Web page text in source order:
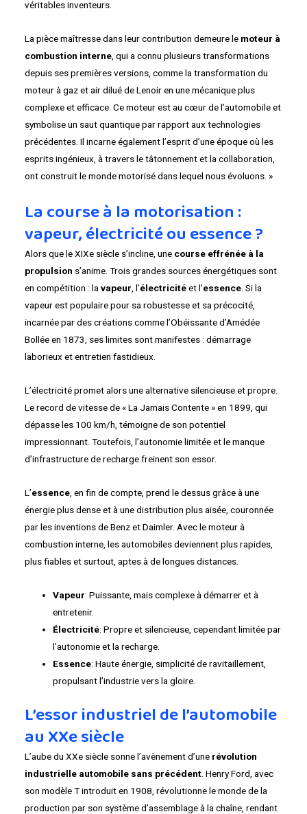
véritables inventeurs.
La pièce maîtresse dans leur contribution demeure le moteur à
combustion interne, qui a connu plusieurs transformations
depuis ses premières versions, comme la transformation du
moteur à gaz et air dilué de Lenoir en une mécanique plus
complexe et efficace. Ce moteur est au cœur de l’automobile et
symbolise un saut quantique par rapport aux technologies
précédentes. Il incarne également l’esprit d’une époque où les
esprits ingénieux, à travers le tâtonnement et la collaboration,
ont construit le monde motorisé dans lequel nous évoluons. »
La course à la motorisation :
vapeur, électricité ou essence ?
Alors que le XIXe siècle s’incline, une course effrénée à la
propulsion s’anime. Trois grandes sources énergétiques sont
en compétition : lavapeur, l’électricitéet l’essence. Si la
vapeur est populaire pour sa robustesse et sa précocité,
incarnée par des créations comme l’Obéissante d’Amédée
Bollée en 1873, ses limites sont manifestes : démarrage
laborieux et entretien fastidieux.
L’électricité promet alors une alternative silencieuse et propre.
Le record de vitesse de « La Jamais Contente » en 1899, qui
dépasse les 100 km/h, témoigne de son potentiel
impressionnant. Toutefois, l’autonomie limitée et le manque
d’infrastructure de recharge freinent son essor.
L’essence, en fin de compte, prend le dessus grâce à une
énergie plus dense et à une distribution plus aisée, couronnée
par les inventions de Benz et Daimler. Avec le moteur à
combustion interne, les automobiles deviennent plus rapides,
plus fiables et surtout, aptes à de longues distances.
Vapeur: Puissante, mais complexe à démarrer et à
entretenir.
Électricité: Propre et silencieuse, cependant limitée par
l’autonomie et la recharge.
Essence: Haute énergie, simplicité de ravitaillement,
propulsant l’industrie vers la gloire.
L’essor industriel de l’automobile
au XXe siècle
L’aube du XXe siècle sonne l’avènement d’une révolution
industrielle automobile sans précédent. Henry Ford, avec
son modèle T introduit en 1908, révolutionne le monde de la
production par son système d’assemblage à la chaîne, rendant